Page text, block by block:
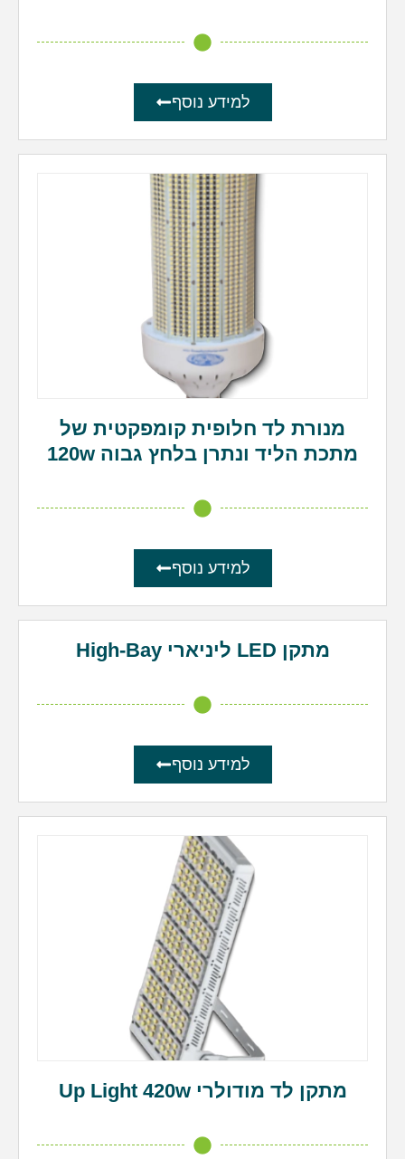
למידע נוסף
מנורת לד חלופית קומפקטית של
מתכת הליד ונתרן בלחץ גבוה 120w
למידע נוסף
מתקן LED ליניארי High-Bay
למידע נוסף
מתקן לד מודולרי Up Light 420w